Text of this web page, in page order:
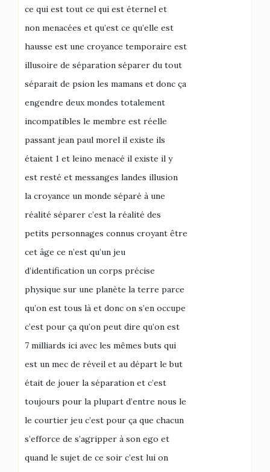
ce qui est tout ce qui est éternel et
non menacées et qu’est ce qu’elle est
hausse est une croyance temporaire est
illusoire de séparation séparer du tout
séparait de psion les mamans et donc ça
engendre deux mondes totalement
incompatibles le membre est réelle
passant jean paul morel il existe ils
étaient 1 et leino menacé il existe il y
est resté et messanges landes illusion
la croyance un monde séparé à une
réalité séparer c’est la réalité des
petits personnages connus croyant être
cet âge ce n’est qu’un jeu
d’identification un corps précise
physique sur une planète la terre parce
qu’on est tous là et donc on s’en occupe
c’est pour ça qu’on peut dire qu’on est
7 milliards ici avec les mêmes buts qui
est un mec de réveil et au départ le but
était de jouer la séparation et c’est
toujours pour la plupart d’entre nous le
le courtier jeu c’est pour ça que chacun
s’efforce de s’agripper à son ego et
quand le sujet de ce soir c’est lui on